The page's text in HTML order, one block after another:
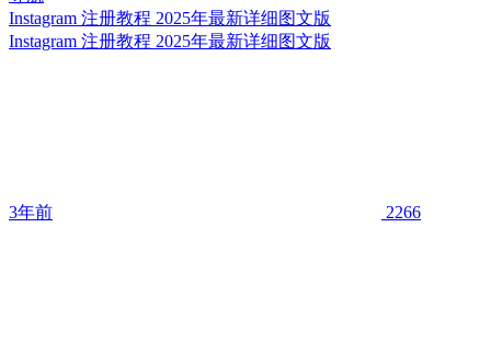
Instagram 注册教程 2025年最新详细图文版
Instagram 注册教程 2025年最新详细图文版
3年前 2266